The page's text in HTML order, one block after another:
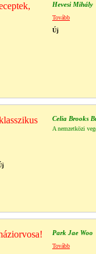
Hevesi Mihály
Tovább
Új
Celia Brooks
A nemzetközi
Park Jae Woo
Tovább